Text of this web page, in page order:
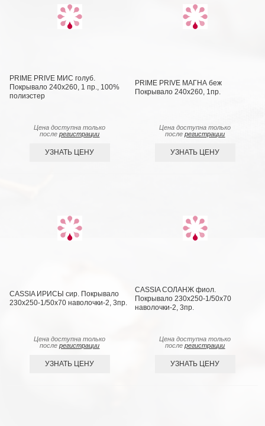
PRIME PRIVE МИС голуб.
Покрывало 240х260, 1 пр., 100%
полиэстер
Цена доступна только
послерегистрации
УЗНАТЬ ЦЕНУ
PRIME PRIVE МАГНА беж
Покрывало 240х260, 1пр.
Цена доступна только
послерегистрации
УЗНАТЬ ЦЕНУ
CASSIA ИРИСЫ сир. Покрывало
230x250-1/50х70 наволочки-2, 3пр.
Цена доступна только
послерегистрации
УЗНАТЬ ЦЕНУ
CASSIA СОЛАНЖ фиол.
Покрывало 230x250-1/50х70
наволочки-2, 3пр.
Цена доступна только
послерегистрации
УЗНАТЬ ЦЕНУ